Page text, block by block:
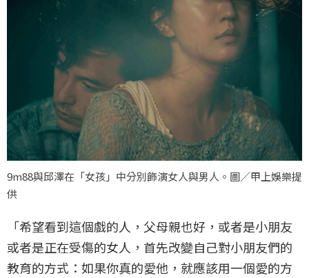
9m88與邱澤在「女孩」中分別飾演女人與男人。圖／甲上娛樂提
供
「希望看到這個戲的人，父母親也好，或者是小朋友
或者是正在受傷的女人，首先改變自己對小朋友們的
教育的方式：如果你真的愛他，就應該用一個愛的方